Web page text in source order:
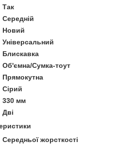
Так
Середній
Новий
Універсальний
Блискавка
Об'ємна/Сумка-тоут
Прямокутна
Сірий
330 мм
Дві
Середньої жорсткості